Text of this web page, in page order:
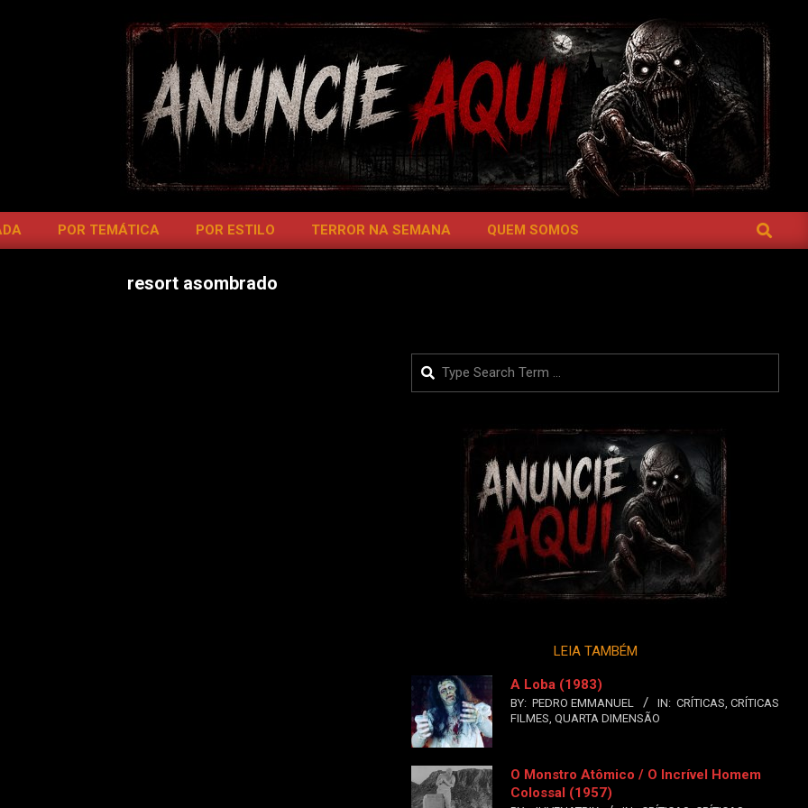
POR TEMÁTICA POR ESTILO TERROR NA SEMANA QUEM SOMOS SEARCH
resort asombrado
Search
LEIA TAMBÉM
A Loba (1983)
BY: PEDRO EMMANUEL IN: CRÍTICAS, CRÍTICAS
FILMES, QUARTA DIMENSÃO
O Monstro Atômico / O Incrível Homem
Colossal (1957)